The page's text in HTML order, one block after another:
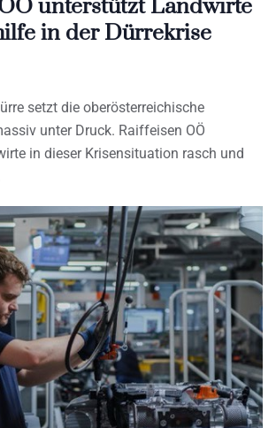
unterstützt Landwirte
in der Dürrekrise
setzt die oberösterreichische
unter Druck. Raiffeisen OÖ
in dieser Krisensituation rasch und